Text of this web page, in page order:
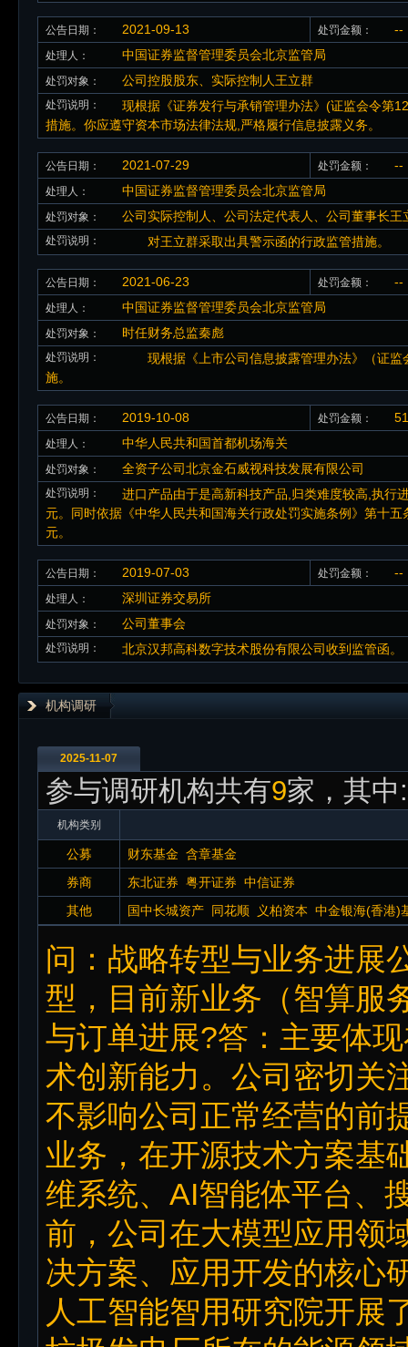
公告日期： 2021-09-13 处罚金额： --
处理人： 中国证券监督管理委员会北京监管局
处罚对象： 公司控股股东、实际控制人王立群
处罚说明：
现根据《证券发行与承销管理办法》(证监会令第
措施。你应遵守资本市场法律法规,严格履行信息披露义务。
公告日期： 2021-07-29 处罚金额： --
处理人： 中国证券监督管理委员会北京监管局
处罚对象： 公司实际控制人、公司法定代表人、公司董事长王
处罚说明： 对王立群采取出具警示函的行政监管措施。
公告日期： 2021-06-23 处罚金额： --
处理人： 中国证券监督管理委员会北京监管局
处罚对象： 时任财务总监秦彪
处罚说明：
现根据《上市公司信息披露管理办法》（证监
施。
公告日期： 2019-10-08 处罚金额：
处理人： 中华人民共和国首都机场海关
处罚对象： 全资子公司北京金石威视科技发展有限公司
处罚说明：
进口产品由于是高新科技产品,归类难度较高,执行
元。同时依据《中华人民共和国海关行政处罚实施条例》第十
元。
公告日期： 2019-07-03 处罚金额： --
处理人： 深圳证券交易所
处罚对象： 公司董事会
处罚说明： 北京汉邦高科数字技术股份有限公司收到监管函。
机构调研
2025-11-07
参与调研机构共有9家，其中
机构类别
公募 财东基金 含章基金
券商
东北证券 粤开证券 中信证券
其他
国中长城资产 同花顺 义柏资本 中金银海(香港)
问：战略转型与业务进展
型，目前新业务（智算服
与订单进展?答：主要体
术创新能力。公司密切关
不影响公司正常经营的前
业务，在开源技术方案基
维系统、AI智能体平台、
前，公司在大模型应用领
决方案、应用开发的核心
人工智能智用研究院开展